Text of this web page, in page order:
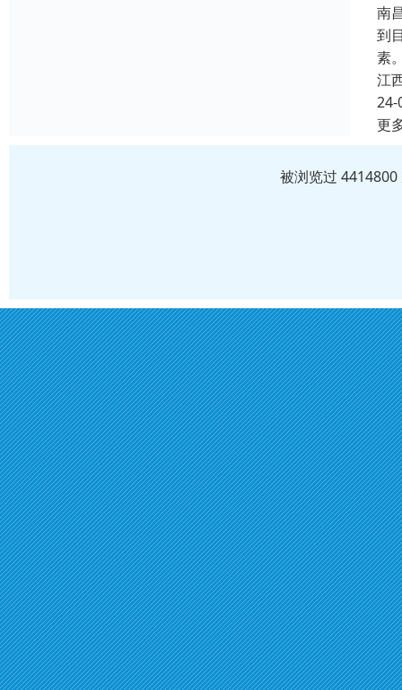
南
到
素
江
24-
更
被浏览过